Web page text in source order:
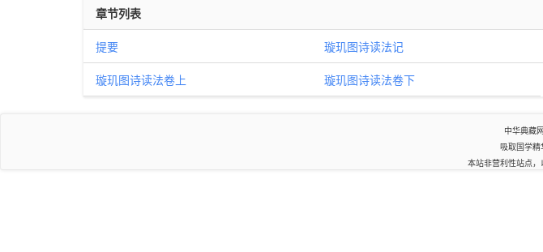
章节列表
提要 璇玑图诗读法记
璇玑图诗读法卷上 璇玑图诗读法卷下
中华典藏
吸取国学精
本站非营利性站点，